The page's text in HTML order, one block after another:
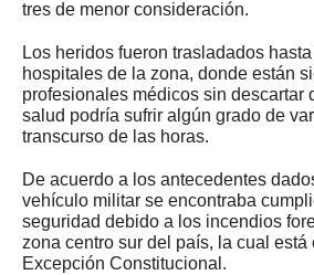
tres de menor consideración.
Los heridos fueron trasladados
hospitales de la zona, donde están
profesionales médicos sin descartar
salud podría sufrir algún grado de
transcurso de las horas.
De acuerdo a los antecedentes
vehículo militar se encontraba
seguridad debido a los incendios
zona centro sur del país, la cual está
Excepción Constitucional.